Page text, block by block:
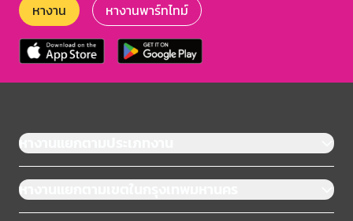
หางาน หางานพาร์ทไทม์
หางานแยกตามประเภทงาน
หางานแยกตามเขตในกรุงเทพมหานคร